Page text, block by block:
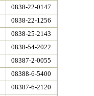
0838-22-0147
0838-22-1256
0838-25-2143
0838-54-2022
08387-2-0055
08388-6-5400
08387-6-2120